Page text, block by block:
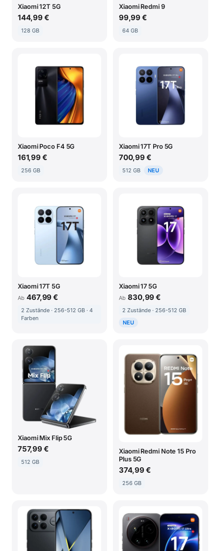
Xiaomi 12T 5G
144,99 €
128 GB
Xiaomi Redmi 9
99,99 €
64 GB
Xiaomi Poco F4 5G
161,99 €
256 GB
Xiaomi 17T Pro 5G
700,99 €
512 GB NEU
Xiaomi 17T 5G
Ab 467,99 €
2 Zustände · 256-512 GB · 4
Farben
Xiaomi 17 5G
Ab 830,99 €
2 Zustände · 256-512 GB
NEU
Xiaomi Mix Flip 5G
757,99 €
512 GB
Xiaomi Redmi Note 15 Pro
Plus 5G
374,99 €
256 GB